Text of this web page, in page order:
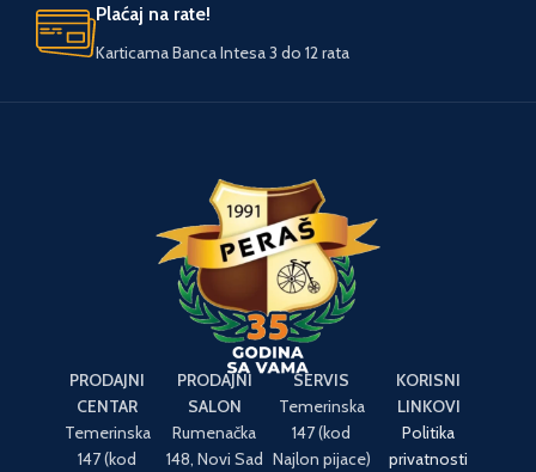
Plaćaj na rate!
Karticama Banca Intesa 3 do 12 rata
PRODAJNI
CENTAR
Temerinska
147 (kod
PRODAJNI
SALON
Rumenačka
148, Novi Sad
SERVIS
Temerinska
147 (kod
Najlon pijace)
KORISNI
LINKOVI
Politika
privatnosti